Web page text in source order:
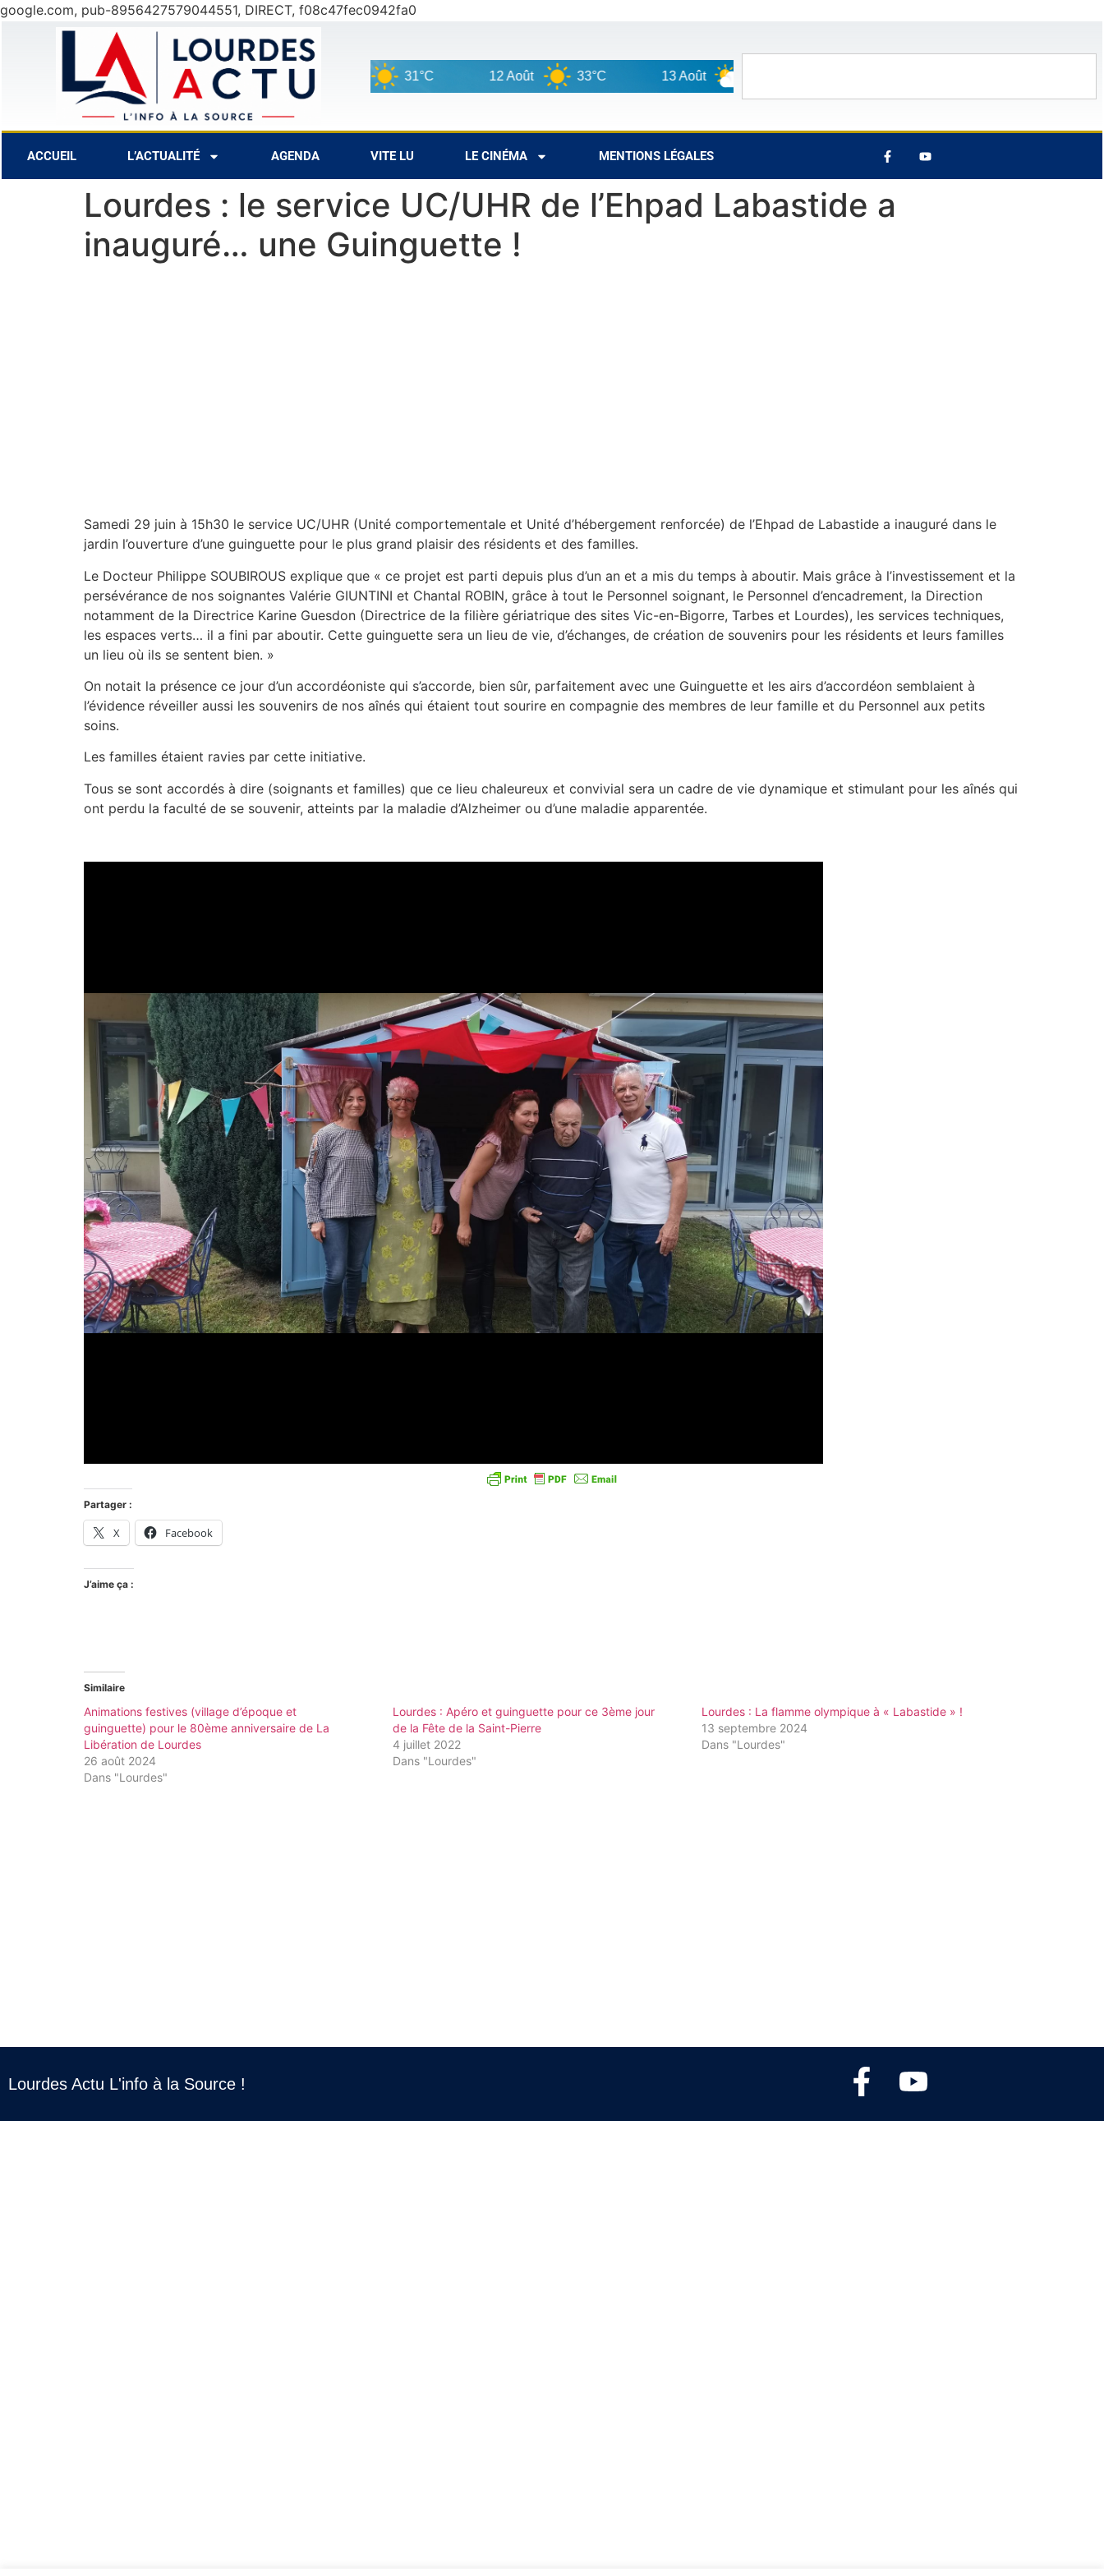
google.com, pub-8956427579044551, DIRECT, f08c47fec0942fa0
10 Août 27°C 31°C 12 Août 33°C 13 Août 34°C
ACCUEIL L’ACTUALITÉ AGENDA VITE LU LE CINÉMA MENTIONS LÉGALES
Lourdes : le service UC/UHR de l’Ehpad Labastide a
inauguré… une Guinguette !
Samedi 29 juin à 15h30 le service UC/UHR (Unité comportementale et Unité d’hébergement renforcée) de l’Ehpad de Labastide a inauguré dans le
jardin l’ouverture d’une guinguette pour le plus grand plaisir des résidents et des familles.
Le Docteur Philippe SOUBIROUS explique que « ce projet est parti depuis plus d’un an et a mis du temps à aboutir. Mais grâce à l’investissement et la
persévérance de nos soignantes Valérie GIUNTINI et Chantal ROBIN, grâce à tout le Personnel soignant, le Personnel d’encadrement, la Direction
notamment de la Directrice Karine Guesdon (Directrice de la filière gériatrique des sites Vic-en-Bigorre, Tarbes et Lourdes), les services techniques,
les espaces verts… il a fini par aboutir. Cette guinguette sera un lieu de vie, d’échanges, de création de souvenirs pour les résidents et leurs familles
un lieu où ils se sentent bien. »
On notait la présence ce jour d’un accordéoniste qui s’accorde, bien sûr, parfaitement avec une Guinguette et les airs d’accordéon semblaient à
l’évidence réveiller aussi les souvenirs de nos aînés qui étaient tout sourire en compagnie des membres de leur famille et du Personnel aux petits
soins.
Les familles étaient ravies par cette initiative.
Tous se sont accordés à dire (soignants et familles) que ce lieu chaleureux et convivial sera un cadre de vie dynamique et stimulant pour les aînés qui
ont perdu la faculté de se souvenir, atteints par la maladie d’Alzheimer ou d’une maladie apparentée.
Partager :
X Facebook
J’aime ça :
Similaire
Animations festives (village d’époque et
guinguette) pour le 80ème anniversaire de La
Libération de Lourdes
26 août 2024
Dans "Lourdes"
Lourdes : Apéro et guinguette pour ce 3ème jour
de la Fête de la Saint-Pierre
4 juillet 2022
Dans "Lourdes"
Lourdes : La flamme olympique à « Labastide » !
13 septembre 2024
Dans "Lourdes"
Lourdes Actu L'info à la Source !